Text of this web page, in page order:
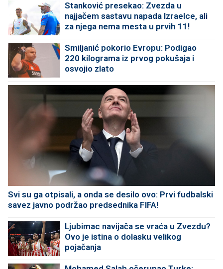
Stanković presekao: Zvezda u
najjačem sastavu napada Izraelce, ali
za njega nema mesta u prvih 11!
Smiljanić pokorio Evropu: Podigao
220 kilograma iz prvog pokušaja i
osvojio zlato
Svi su ga otpisali, a onda se desilo ovo: Prvi fudbalski
savez javno podržao predsednika FIFA!
Ljubimac navijača se vraća u Zvezdu?
Ovo je istina o dolasku velikog
pojačanja